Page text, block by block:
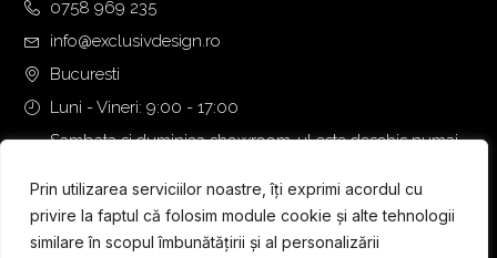
Prin utilizarea serviciilor noastre, îți exprimi acordul cu
privire la faptul că folosim module cookie și alte tehnologii
similare în scopul îmbunătățirii și al personalizării
0758 969 235
info@exclusivdesign.ro
Bucuresti
Luni - Vineri: 9:00 - 17:00
Sambata si duminica showroom-ul este deschis numai